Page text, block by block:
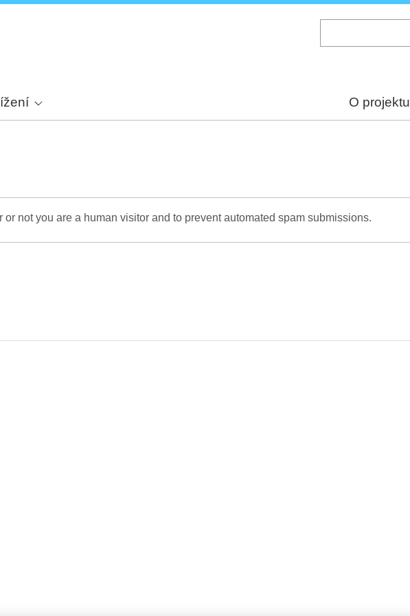
O projektu
not you are a human visitor and to prevent automated spam submissions.